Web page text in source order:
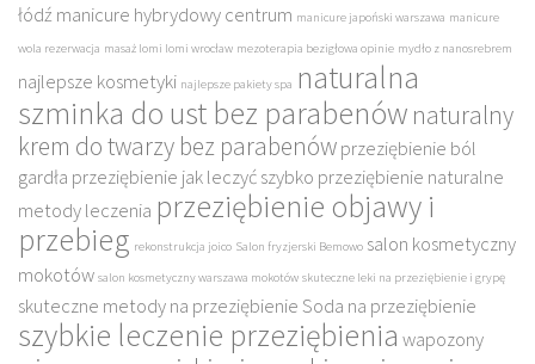
łódź manicure hybrydowy centrum manicure japoński warszawa manicure
wola rezerwacja masaż lomi lomi wrocław mezoterapia bezigłowa opinie mydło z nanosrebrem
najlepsze kosmetyki najlepsze pakiety spa naturalna
szminka do ust bez parabenów naturalny
krem do twarzy bez parabenówprzeziębienie ból
gardła przeziębienie jak leczyć szybko przeziębienie naturalne
metody leczenia przeziębienie objawy i
przebieg rekonstrukcja joico Salon fryzjerski Bemowo salon kosmetyczny
mokotów salon kosmetyczny warszawa mokotów skuteczne leki na przeziębienie i grypę
skuteczne metody na przeziębienieSoda na przeziębienie
szybkie leczenie przeziębienia wapozony